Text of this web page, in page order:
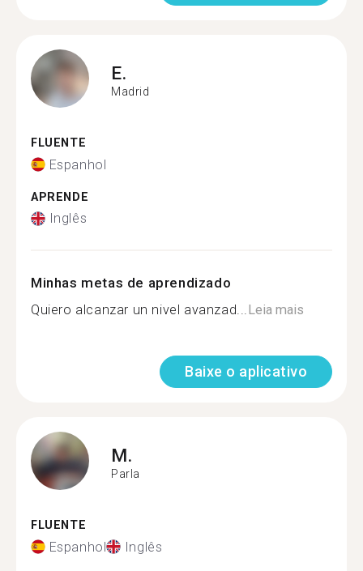
E.
Madrid
FLUENTE
Espanhol
APRENDE
Inglês
Minhas metas de aprendizado
Quiero alcanzar un nivel avanzad...Leia mais
Baixe o aplicativo
M.
Parla
FLUENTE
Espanhol Inglês